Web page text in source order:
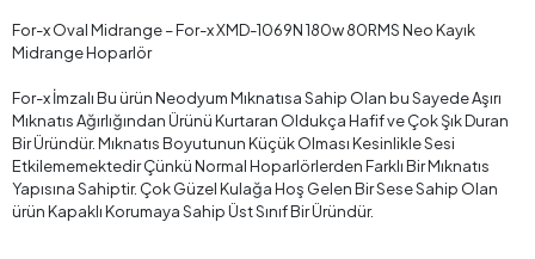
For-x Oval Midrange – For-x XMD-1069N 180w 80RMS Neo Kayık
Midrange Hoparlör
For-x İmzalı Bu ürün Neodyum Mıknatısa Sahip Olan bu Sayede Aşırı
Mıknatıs Ağırlığından Ürünü Kurtaran Oldukça Hafif ve Çok Şık Duran
Bir Üründür. Mıknatıs Boyutunun Küçük Olması Kesinlikle Sesi
Etkilememektedir Çünkü Normal Hoparlörlerden Farklı Bir Mıknatıs
Yapısına Sahiptir. Çok Güzel Kulağa Hoş Gelen Bir Sese Sahip Olan
ürün Kapaklı Korumaya Sahip Üst Sınıf Bir Üründür.